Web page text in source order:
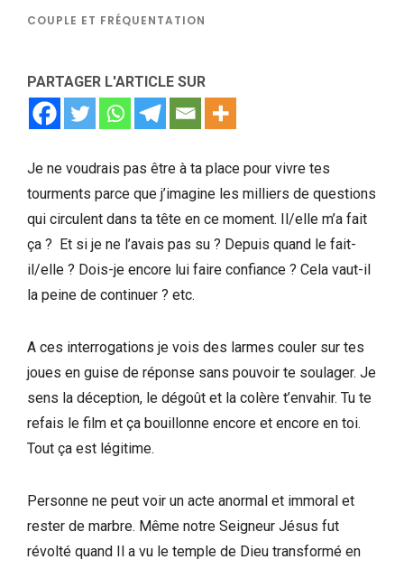
COUPLE ET FRÉQUENTATION
PARTAGER L'ARTICLE SUR
Je ne voudrais pas être à ta place pour vivre tes
tourments parce que j’imagine les milliers de questions
qui circulent dans ta tête en ce moment. Il/elle m’a fait
ça ? Et si je ne l’avais pas su ? Depuis quand le fait-
il/elle ? Dois-je encore lui faire confiance ? Cela vaut-il
la peine de continuer ? etc.
A ces interrogations je vois des larmes couler sur tes
joues en guise de réponse sans pouvoir te soulager. Je
sens la déception, le dégoût et la colère t’envahir. Tu te
refais le film et ça bouillonne encore et encore en toi.
Tout ça est légitime.
Personne ne peut voir un acte anormal et immoral et
rester de marbre. Même notre Seigneur Jésus fut
révolté quand Il a vu le temple de Dieu transformé en